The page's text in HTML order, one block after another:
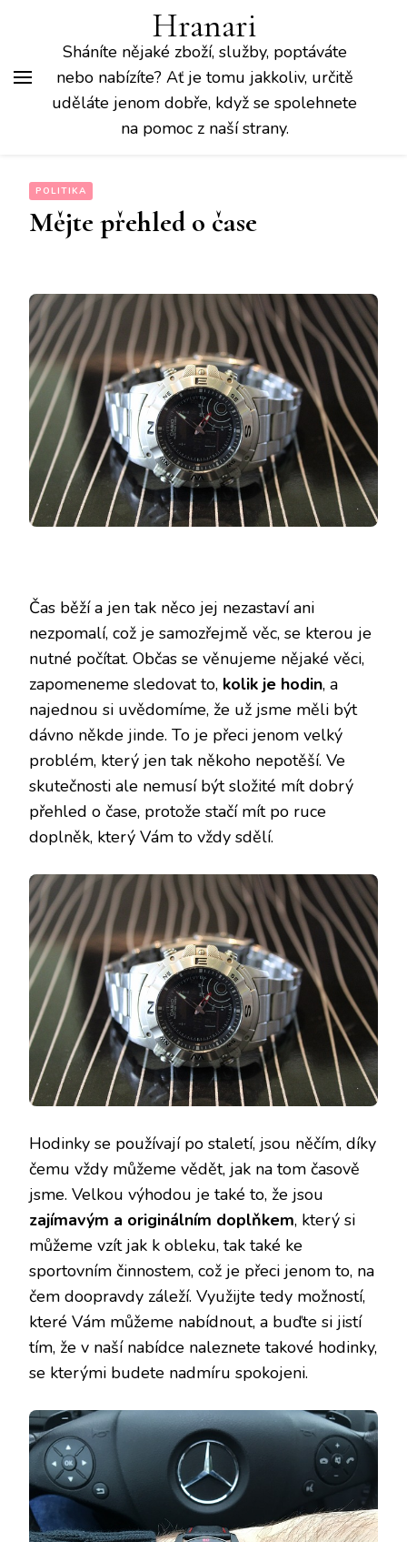
Hranari
Sháníte nějaké zboží, služby, poptáváte
nebo nabízíte? Ať je tomu jakkoliv, určitě
uděláte jenom dobře, když se spolehnete
na pomoc z naší strany.
POLITIKA
Mějte přehled o čase
Čas běží a jen tak něco jej nezastaví ani
nezpomalí, což je samozřejmě věc, se kterou je
nutné počítat. Občas se věnujeme nějaké věci,
zapomeneme sledovat to, kolik je hodin, a
najednou si uvědomíme, že už jsme měli být
dávno někde jinde. To je přeci jenom velký
problém, který jen tak někoho nepotěší. Ve
skutečnosti ale nemusí být složité mít dobrý
přehled o čase, protože stačí mít po ruce
doplněk, který Vám to vždy sdělí.
Hodinky se používají po staletí, jsou něčím, díky
čemu vždy můžeme vědět, jak na tom časově
jsme. Velkou výhodou je také to, že jsou
zajímavým a originálním doplňkem, který si
můžeme vzít jak k obleku, tak také ke
sportovním činnostem, což je přeci jenom to, na
čem doopravdy záleží. Využijte tedy možností,
které Vám můžeme nabídnout, a buďte si jistí
tím, že v naší nabídce naleznete takové hodinky,
se kterými budete nadmíru spokojeni.